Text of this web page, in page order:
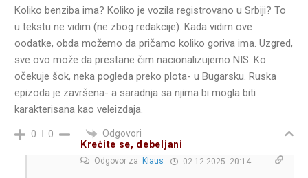
Koliko benziba ima? Koliko je vozila registrovano u Srbiji? To
u tekstu ne vidim (ne zbog redakcije). Kada vidim ove
oodatke, obda možemo da pričamo koliko goriva ima. Uzgred,
sve ovo može da prestane čim nacionalizujemo NIS. Ko
očekuje šok, neka pogleda preko plota- u Bugarsku. Ruska
epizoda je završena- a saradnja sa njima bi mogla biti
karakterisana kao veleizdaja.
0 0
Odgovori
Kreċite se, debeljani
Odgovor za Klaus 02.12.2025. 20:14